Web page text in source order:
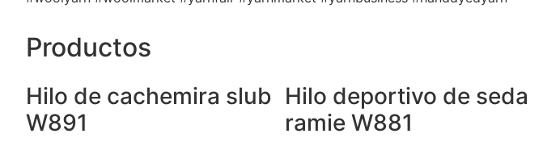
Productos
Hilo de cachemira slub
W891
Hilo deportivo de seda
ramie W881